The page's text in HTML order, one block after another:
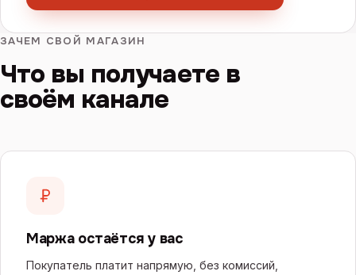
ЗАЧЕМ СВОЙ МАГАЗИН
Что вы получаете в
своём канале
Маржа остаётся у вас
Покупатель платит напрямую, без комиссий,